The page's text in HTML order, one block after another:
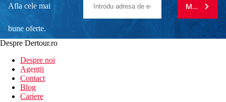
Afla cele mai
bune oferte.
newsletter!
MA
Despre Dertour.ro
Despre noi
Agentii
Contact
Blog
Cariere